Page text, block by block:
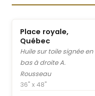
Place royale,
Québec
Huile sur toile signée en
bas à droite A.
Rousseau
36" x 48"